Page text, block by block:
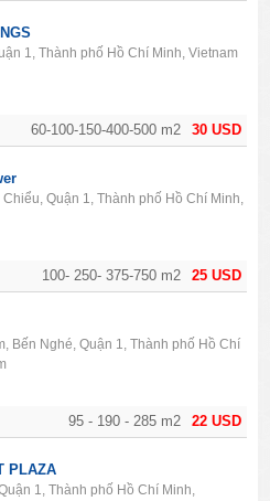
30 USD
60-100-150-400-500 m2
1, Thành phố Hồ Chí Minh, Vietnam
25 USD
100- 250- 375-750 m2
Quận 1, Thành phố Hồ Chí Minh,
22 USD
95 - 190 - 285 m2
Bến Nghé, Quận 1, Thành phố Hồ Chí
PLAZA
1, Thành phố Hồ Chí Minh,